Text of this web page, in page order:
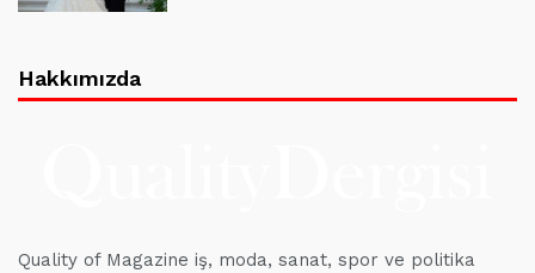
Hakkımızda
Quality of Magazine iş, moda, sanat, spor ve politika